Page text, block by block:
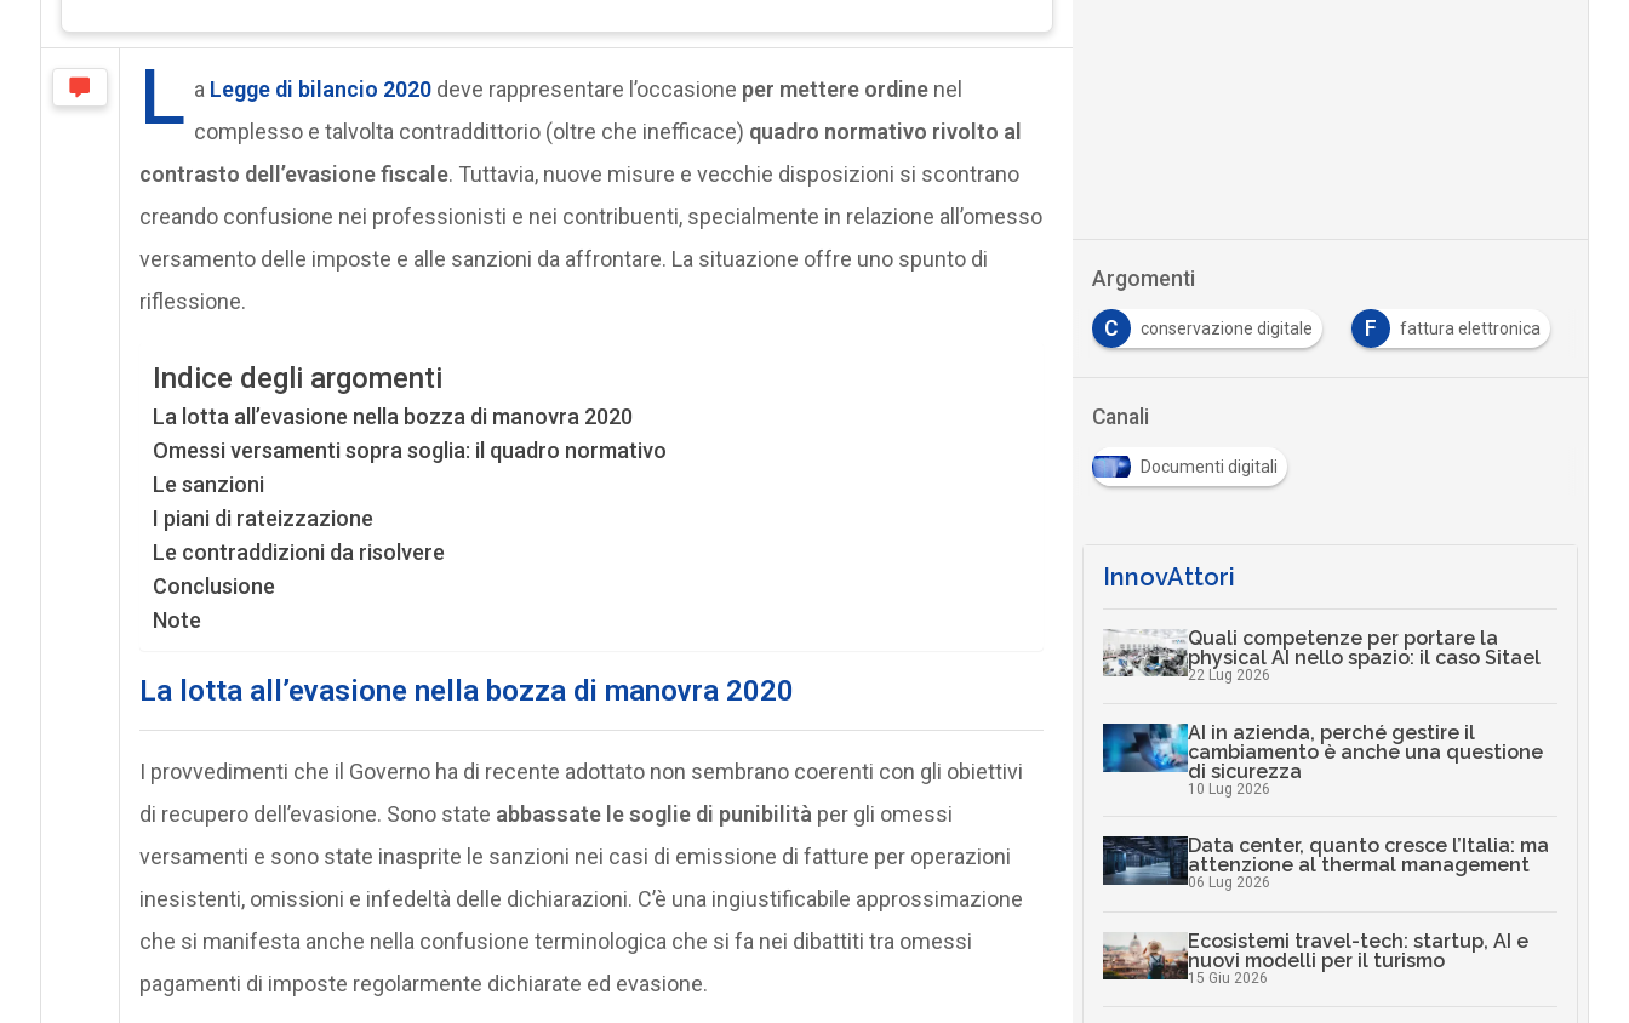
L a Legge di bilancio 2020deve rappresentare l’occasione per mettere ordinenel
complesso e talvolta contraddittorio (oltre che inefficace) quadro normativo rivolto al
contrasto dell’evasione fiscale. Tuttavia, nuove misure e vecchie disposizioni si scontrano
creando confusione nei professionisti e nei contribuenti, specialmente in relazione all’omesso
versamento delle imposte e alle sanzioni da affrontare. La situazione offre uno spunto di
riflessione.
Indice degli argomenti
La lotta all’evasione nella bozza di manovra 2020
Omessi versamenti sopra soglia: il quadro normativo
Le sanzioni
I piani di rateizzazione
Le contraddizioni da risolvere
Conclusione
Note
La lotta all’evasione nella bozza di manovra 2020
I provvedimenti che il Governo ha di recente adottato non sembrano coerenti con gli obiettivi
di recupero dell’evasione. Sono state abbassate le soglie di punibilità per gli omessi
versamenti e sono state inasprite le sanzioni nei casi di emissione di fatture per operazioni
inesistenti, omissioni e infedeltà delle dichiarazioni. C’è una ingiustificabile approssimazione
che si manifesta anche nella confusione terminologica che si fa nei dibattiti tra omessi
pagamenti di imposte regolarmente dichiarate ed evasione.
Argomenti
C conservazione digitale F fattura elettronica
Canali
Documenti digitali
InnovAttori
Quali competenze per portare la
physical AI nello spazio: il caso Sitael
22 Lug 2026
AI in azienda, perché gestire il
cambiamento è anche una questione
di sicurezza
10 Lug 2026
Data center, quanto cresce l’Italia: ma
attenzione al thermal management
06 Lug 2026
Ecosistemi travel-tech: startup, AI e
nuovi modelli per il turismo
15 Giu 2026